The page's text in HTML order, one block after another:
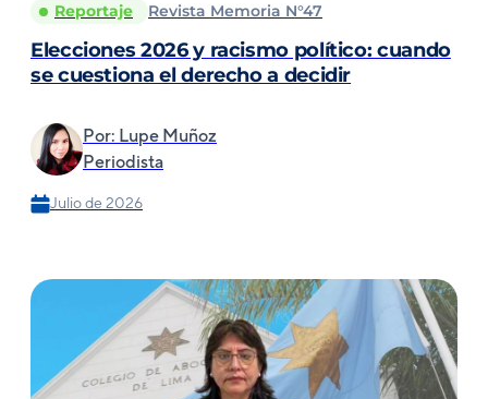
Reportaje Revista Memoria N°47
Elecciones 2026 y racismo político: cuando
se cuestiona el derecho a decidir
Por: Lupe Muñoz
Periodista
Julio de 2026